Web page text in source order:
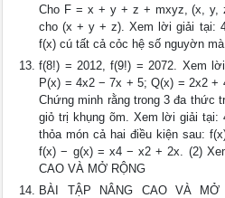
Cho F = x + y + z + mxyz, (x, y,
cho (x + y + z). Xem lời giải tại:
f(x) cú tất cả cỏc hệ số nguyờn mà
f(8!) = 2012, f(9!) = 2072. Xem
P(x) = 4x2 − 7x + 5; Q(x) = 2x2
Chứng minh rằng trong 3 đa thức
giỏ trị khụng õm. Xem lời giải
thỏa món cả hai điều kiện sau:
f(x) − g(x) = x4 − x2 + 2x. (2)
CAO VÀ MỞ RỘNG
BÀI TẬP NÂNG CAO VÀ